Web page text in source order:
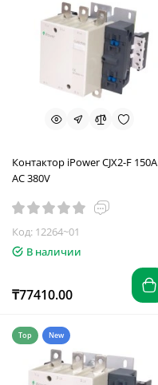
Контактор iPower CJX2-F 150A
AC 380V
Код: 12264~01
В наличии
₸77410.00
Top New